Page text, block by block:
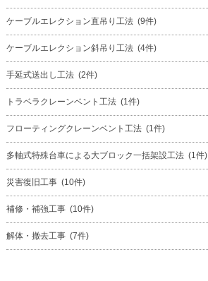
ケーブルエレクション直吊り工法 (9件)
ケーブルエレクション斜吊り工法 (4件)
手延式送出し工法 (2件)
トラベラクレーンベント工法 (1件)
フローティングクレーンベント工法 (1件)
多軸式特殊台車による大ブロック一括架設工法 (1件)
災害復旧工事 (10件)
補修・補強工事 (10件)
解体・撤去工事 (7件)